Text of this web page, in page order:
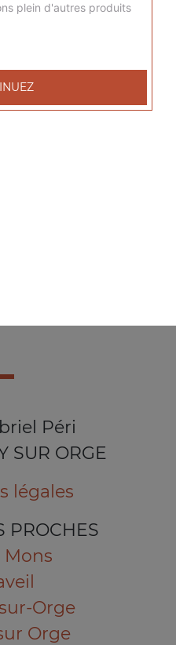
Péri
SUR ORGE
légales
PROCHES
Orge
Orge
plein d'autres produits